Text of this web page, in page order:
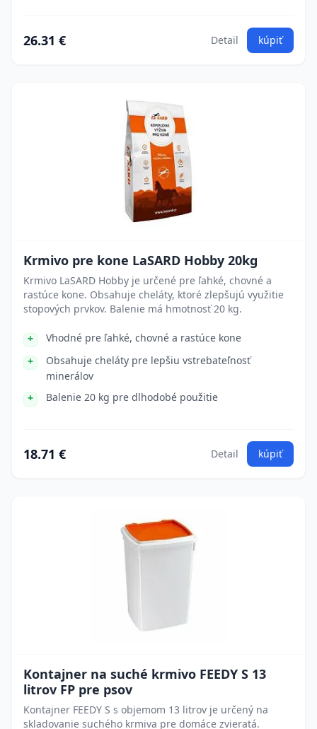
26.31 € Detail kúpiť
Krmivo pre kone LaSARD Hobby 20kg
Krmivo LaSARD Hobby je určené pre ľahké, chovné a
rastúce kone. Obsahuje cheláty, ktoré zlepšujú využitie
stopových prvkov. Balenie má hmotnosť 20 kg.
Vhodné pre ľahké, chovné a rastúce kone
Obsahuje cheláty pre lepšiu vstrebateľnosť
minerálov
Balenie 20 kg pre dlhodobé použitie
18.71 € Detail kúpiť
Kontajner na suché krmivo FEEDY S 13
litrov FP pre psov
Kontajner FEEDY S s objemom 13 litrov je určený na
skladovanie suchého krmiva pre domáce zvieratá.